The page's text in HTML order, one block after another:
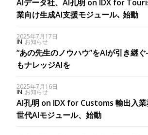
AIデータ社、AI孔明 on IDX for
業向け生成AI支援モジュール､ 始動
2025年7月17日
IN お知らせ
“あの先生のノウハウ”をAIが引き継
もナレッジAIを
2025年7月16日
IN お知らせ
AI孔明 on IDX for Customs 輸出入
世代AIモジュール、始動